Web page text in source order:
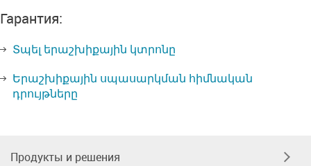
Гарантия:
Տպել երաշխիքային կտրոնը
Երաշխիքային սպասարկման հիմնական
դրույթները
Продукты и решения